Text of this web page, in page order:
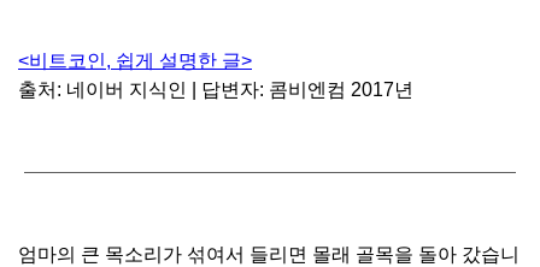
<비트코인, 쉽게 설명한 글>
출처: 네이버 지식인 | 답변자: 콤비엔컴 2017년
엄마의 큰 목소리가 섞여서 들리면 몰래 골목을 돌아 갔습니